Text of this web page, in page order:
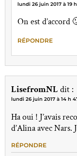
lundi 26 juin 2017 à 19
On est d’accord
RÉPONDRE
LisefromNL dit :
lundi 26 juin 2017 à 14 h
Ha oui ! J’avais
d’Alina avec Nars.
RÉPONDRE